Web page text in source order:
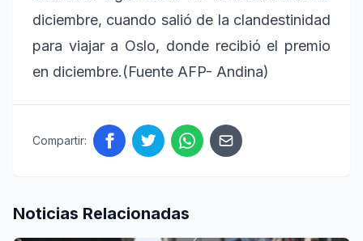
diciembre, cuando salió de la clandestinidad
para viajar a Oslo, donde recibió el premio
en diciembre.(Fuente AFP- Andina)
Compartir:
Noticias Relacionadas